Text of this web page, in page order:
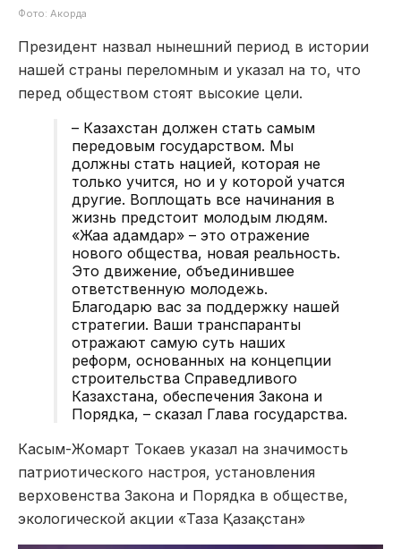
Фото: Акорда
Президент назвал нынешний период в истории
нашей страны переломным и указал на то, что
перед обществом стоят высокие цели.
– Казахстан должен стать самым
передовым государством. Мы
должны стать нацией, которая не
только учится, но и у которой учатся
другие. Воплощать все начинания в
жизнь предстоит молодым людям.
«Жаңа адамдар» – это отражение
нового общества, новая реальность.
Это движение, объединившее
ответственную молодежь.
Благодарю вас за поддержку нашей
стратегии. Ваши транспаранты
отражают самую суть наших
реформ, основанных на концепции
строительства Справедливого
Казахстана, обеспечения Закона и
Порядка, – сказал Глава государства.
Касым-Жомарт Токаев указал на значимость
патриотического настроя, установления
верховенства Закона и Порядка в обществе,
экологической акции «Таза Қазақстан»